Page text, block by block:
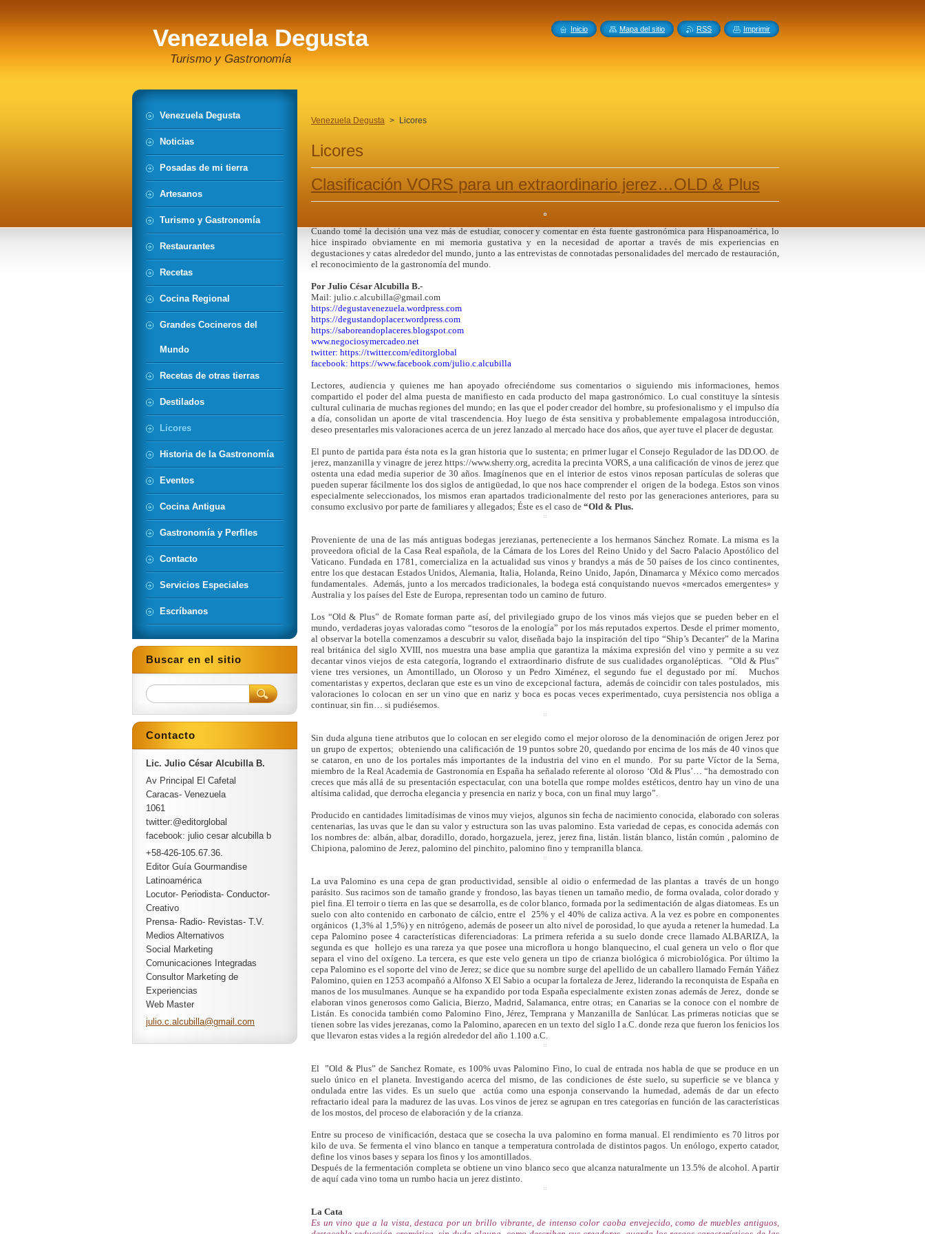
Venezuela Degusta
Turismo y Gastronomía
Venezuela Degusta > Licores
Licores
Clasificación VORS para un extraordinario jerez…OLD & Plus
Cuando tomé la decisión una vez más de estudiar, conocer y comentar en ésta fuente gastronómica para Hispanoamérica, lo
hice inspirado obviamente en mi memoria gustativa y en la necesidad de aportar a través de mis experiencias en
degustaciones y catas alrededor del mundo, junto a las entrevistas de connotadas personalidades del mercado de restauración,
el reconocimiento de la gastronomía del mundo.
Por Julio César Alcubilla B.-
Mail: julio.c.alcubilla@gmail.com
https://degustavenezuela.wordpress.com
https://degustandoplacer.wordpress.com
https://saboreandoplaceres.blogspot.com
www.negociosymercadeo.net
twitter: https://twitter.com/editorglobal
facebook: https://www.facebook.com/julio.c.alcubilla
Lectores, audiencia y quienes me han apoyado ofreciéndome sus comentarios o siguiendo mis informaciones, hemos
compartido el poder del alma puesta de manifiesto en cada producto del mapa gastronómico. Lo cual constituye la síntesis
cultural culinaria de muchas regiones del mundo; en las que el poder creador del hombre, su profesionalismo y el impulso día
a día, consolidan un aporte de vital trascendencia. Hoy luego de ésta sensitiva y probablemente empalagosa introducción,
deseo presentarles mis valoraciones acerca de un jerez lanzado al mercado hace dos años, que ayer tuve el placer de degustar.
El punto de partida para ésta nota es la gran historia que lo sustenta; en primer lugar el Consejo Regulador de las DD.OO. de
jerez, manzanilla y vinagre de jerez https://www.sherry.org, acredita la precinta VORS, a una calificación de vinos de jerez que
ostenta una edad media superior de 30 años. Imagínenos que en el interior de estos vinos reposan partículas de soleras que
pueden superar fácilmente los dos siglos de antigüedad, lo que nos hace comprender el origen de la bodega. Estos son vinos
especialmente seleccionados, los mismos eran apartados tradicionalmente del resto por las generaciones anteriores, para su
consumo exclusivo por parte de familiares y allegados; Éste es el caso de “Old & Plus.
Proveniente de una de las más antiguas bodegas jerezianas, perteneciente a los hermanos Sánchez Romate. La misma es la
proveedora oficial de la Casa Real española, de la Cámara de los Lores del Reino Unido y del Sacro Palacio Apostólico del
Vaticano. Fundada en 1781, comercializa en la actualidad sus vinos y brandys a más de 50 países de los cinco continentes,
entre los que destacan Estados Unidos, Alemania, Italia, Holanda, Reino Unido, Japón, Dinamarca y México como mercados
fundamentales. Además, junto a los mercados tradicionales, la bodega está conquistando nuevos «mercados emergentes» y
Australia y los países del Este de Europa, representan todo un camino de futuro.
Los “Old & Plus” de Romate forman parte así, del privilegiado grupo de los vinos más viejos que se pueden beber en el
mundo, verdaderas joyas valoradas como “tesoros de la enología” por los más reputados expertos. Desde el primer momento,
al observar la botella comenzamos a descubrir su valor, diseñada bajo la inspiración del tipo “Ship’s Decanter” de la Marina
real británica del siglo XVIII, nos muestra una base amplia que garantiza la máxima expresión del vino y permite a su vez
decantar vinos viejos de esta categoría, logrando el extraordinario disfrute de sus cualidades organolépticas. ”Old & Plus”
viene tres versiones, un Amontillado, un Oloroso y un Pedro Ximénez, el segundo fue el degustado por mí. Muchos
comentaristas y expertos, declaran que este es un vino de excepcional factura, además de coincidir con tales postulados, mis
valoraciones lo colocan en ser un vino que en nariz y boca es pocas veces experimentado, cuya persistencia nos obliga a
continuar, sin fin… si pudiésemos.
Sin duda alguna tiene atributos que lo colocan en ser elegido como el mejor oloroso de la denominación de origen Jerez por
un grupo de expertos; obteniendo una calificación de 19 puntos sobre 20, quedando por encima de los más de 40 vinos que
se cataron, en uno de los portales más importantes de la industria del vino en el mundo. Por su parte Víctor de la Serna,
miembro de la Real Academia de Gastronomía en España ha señalado referente al oloroso ‘Old & Plus’… “ha demostrado con
creces que más allá de su presentación espectacular, con una botella que rompe moldes estéticos, dentro hay un vino de una
altísima calidad, que derrocha elegancia y presencia en nariz y boca, con un final muy largo”.
Producido en cantidades limitadísimas de vinos muy viejos, algunos sin fecha de nacimiento conocida, elaborado con soleras
centenarias, las uvas que le dan su valor y estructura son las uvas palomino. Esta variedad de cepas, es conocida además con
los nombres de: albán, albar, doradillo, dorado, horgazuela, jerez, jerez fina, listán. listán blanco, listán común , palomino de
Chipiona, palomino de Jerez, palomino del pinchito, palomino fino y tempranilla blanca.
La uva Palomino es una cepa de gran productividad, sensible al oidio o enfermedad de las plantas a través de un hongo
parásito. Sus racimos son de tamaño grande y frondoso, las bayas tienen un tamaño medio, de forma ovalada, color dorado y
piel fina. El terroir o tierra en las que se desarrolla, es de color blanco, formada por la sedimentación de algas diatomeas. Es un
suelo con alto contenido en carbonato de cálcio, entre el 25% y el 40% de caliza activa. A la vez es pobre en componentes
orgánicos (1,3% al 1,5%) y en nitrógeno, además de poseer un alto nivel de porosidad, lo que ayuda a retener la humedad. La
cepa Palomino posee 4 características diferenciadoras: La primera referida a su suelo donde crece llamado ALBARIZA, la
segunda es que hollejo es una rareza ya que posee una microflora u hongo blanquecino, el cual genera un velo o flor que
separa el vino del oxígeno. La tercera, es que este velo genera un tipo de crianza biológica ó microbiológica. Por último la
cepa Palomino es el soporte del vino de Jerez; se dice que su nombre surge del apellido de un caballero llamado Fernán Yáñez
Palomino, quien en 1253 acompañó a Alfonso X El Sabio a ocupar la fortaleza de Jerez, liderando la reconquista de España en
manos de los musulmanes. Aunque se ha expandido por toda España especialmente existen zonas además de Jerez, donde se
elaboran vinos generosos como Galicia, Bierzo, Madrid, Salamanca, entre otras; en Canarias se la conoce con el nombre de
Listán. Es conocida también como Palomino Fino, Jérez, Temprana y Manzanilla de Sanlúcar. Las primeras noticias que se
tienen sobre las vides jerezanas, como la Palomino, aparecen en un texto del siglo I a.C. donde reza que fueron los fenicios los
que llevaron estas vides a la región alrededor del año 1.100 a.C.
El ”Old & Plus” de Sanchez Romate, es 100% uvas Palomino Fino, lo cual de entrada nos habla de que se produce en un
suelo único en el planeta. Investigando acerca del mismo, de las condiciones de éste suelo, su superficie se ve blanca y
ondulada entre las vides. Es un suelo que actúa como una esponja conservando la humedad, además de dar un efecto
refractario ideal para la madurez de las uvas. Los vinos de jerez se agrupan en tres categorías en función de las características
de los mostos, del proceso de elaboración y de la crianza.
Entre su proceso de vinificación, destaca que se cosecha la uva palomino en forma manual. El rendimiento es 70 litros por
kilo de uva. Se fermenta el vino blanco en tanque a temperatura controlada de distintos pagos. Un enólogo, experto catador,
define los vinos bases y separa los finos y los amontillados.
Después de la fermentación completa se obtiene un vino blanco seco que alcanza naturalmente un 13.5% de alcohol. A partir
de aquí cada vino toma un rumbo hacia un jerez distinto.
La Cata
Es un vino que a la vista, destaca por un brillo vibrante, de intenso color caoba envejecido, como de muebles antiguos,
Venezuela Degusta
Noticias
Posadas de mi tierra
Artesanos
Turismo y Gastronomía
Restaurantes
Recetas
Cocina Regional
Grandes Cocineros del
Mundo
Recetas de otras tierras
Destilados
Licores
Historia de la Gastronomía
Eventos
Cocina Antigua
Gastronomía y Perfiles
Contacto
Servicios Especiales
Escríbanos
Buscar en el sitio
Contacto
Lic. Julio César Alcubilla B.
Av Principal El Cafetal
Caracas- Venezuela
1061
twitter:@editorglobal
facebook: julio cesar alcubilla b
+58-426-105.67.36.
Editor Guía Gourmandise
Latinoamérica
Locutor- Periodista- Conductor-
Creativo
Prensa- Radio- Revistas- T.V.
Medios Alternativos
Social Marketing
Comunicaciones Integradas
Consultor Marketing de
Experiencias
Web Master
julio.c.alcubill a@gmail.com
Inicio Mapa del sitio RSS Imprimir